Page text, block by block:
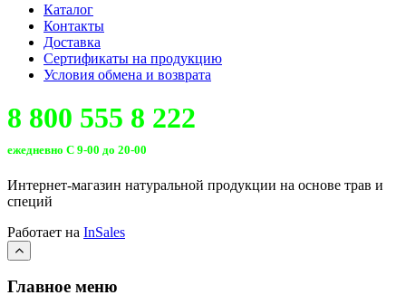
Каталог
Контакты
Доставка
Сертификаты на продукцию
Условия обмена и возврата
8 800 555 8 222
ежедневно С 9-00 до 20-00
Интернет-магазин натуральной продукции на основе трав и
специй
Работает на InSales
Главное меню